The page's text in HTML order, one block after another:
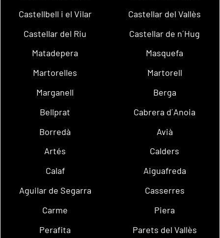
Castellbell i el Vilar
Castellar del Vallès
Castellar del Riu
Castellar de n´Hug
Matadepera
Masquefa
Martorelles
Martorell
Marganell
Berga
Bellprat
Cabrera d´Anoia
Borredà
Avià
Artés
Calders
Calaf
Aiguafreda
Aguilar de Segarra
Casserres
Carme
Piera
Perafita
Parets del Vallès